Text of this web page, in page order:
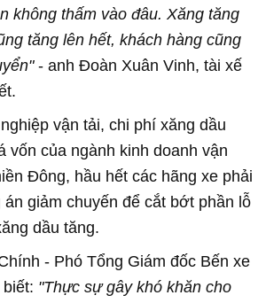
không thấm vào đâu. Xăng tăng
tăng lên hết, khách hàng cũng
- anh Đoàn Xuân Vinh, tài xế
vận tải, chi phí xăng dầu
vốn của ngành kinh doanh vận
Đông, hầu hết các hãng xe phải
giảm chuyến để cắt bớt phần lỗ
dầu tăng.
- Phó Tổng Giám đốc Bến xe
"Thực sự gây khó khăn cho